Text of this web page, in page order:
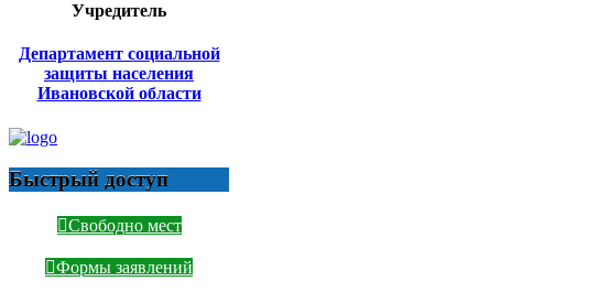
Учредитель
Департамент социальной
защиты населения
Ивановской области
Быстрый доступ
Свободно мест
Формы заявлений